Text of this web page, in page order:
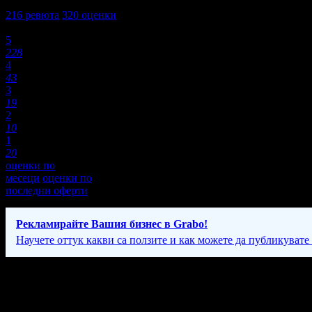
216 ревюта 320 оценки
5
228
4
43
3
19
2
10
1
20
оценки по
месеци оценки по
последни оферти
Рекламирайте Вашия бизнес в Grabo!
Научете оттук какви са ползите и как можете да публикувате